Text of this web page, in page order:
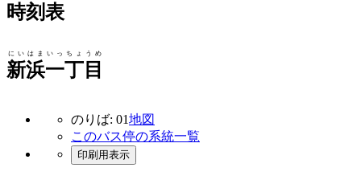
時刻表
新浜一丁目
にいはまいっちょうめ
のりば: 01地図
このバス停の系統一覧
印刷用表示